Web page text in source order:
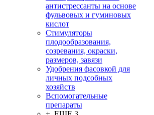
антистрессанты на основе
фульвовых и гуминовых
кислот
Стимуляторы
плодообразования,
созревания, окраски,
размеров, завязи
Удобрения фасовкой для
личных подсобных
хозяйств
Вспомогательные
препараты